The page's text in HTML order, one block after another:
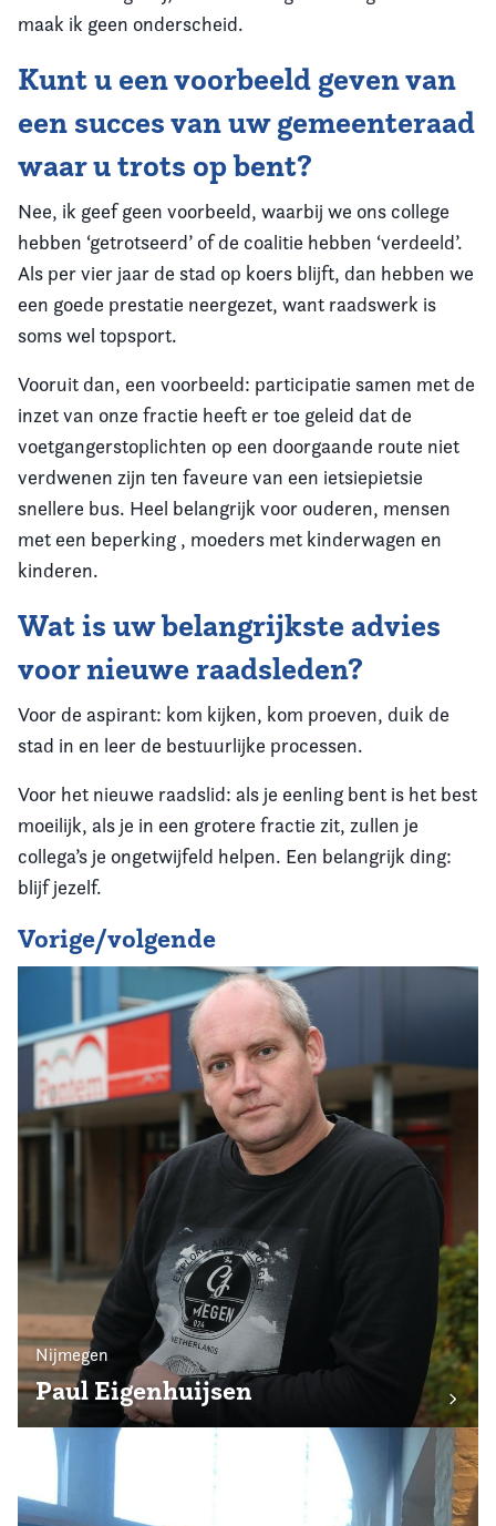
maak ik geen onderscheid.
Kunt u een voorbeeld geven van
een succes van uw gemeenteraad
waar u trots op bent?
Nee, ik geef geen voorbeeld, waarbij we ons college
hebben ‘getrotseerd’ of de coalitie hebben ‘verdeeld’.
Als per vier jaar de stad op koers blijft, dan hebben we
een goede prestatie neergezet, want raadswerk is
soms wel topsport.
Vooruit dan, een voorbeeld: participatie samen met de
inzet van onze fractie heeft er toe geleid dat de
voetgangerstoplichten op een doorgaande route niet
verdwenen zijn ten faveure van een ietsiepietsie
snellere bus. Heel belangrijk voor ouderen, mensen
met een beperking , moeders met kinderwagen en
kinderen.
Wat is uw belangrijkste advies
voor nieuwe raadsleden?
Voor de aspirant: kom kijken, kom proeven, duik de
stad in en leer de bestuurlijke processen.
Voor het nieuwe raadslid: als je eenling bent is het best
moeilijk, als je in een grotere fractie zit, zullen je
collega’s je ongetwijfeld helpen. Een belangrijk ding:
blijf jezelf.
Vorige/volgende
Nijmegen
Paul Eigenhuijsen